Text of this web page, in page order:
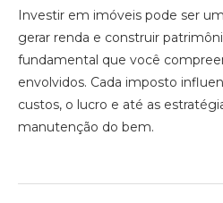
Investir em imóveis pode ser
gerar renda e construir
fundamental que você
envolvidos. Cada imposto
custos, o lucro e até as
manutenção do bem.